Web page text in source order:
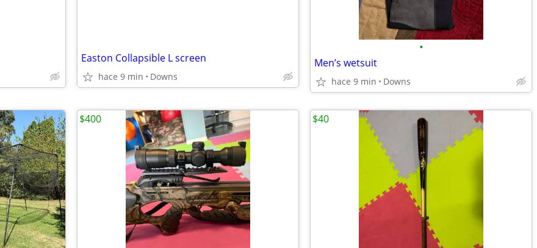
Easton Collapsible L screen
hace 9 min Downs
•
Men’s wetsuit
hace 9 min Downs
$400 $40